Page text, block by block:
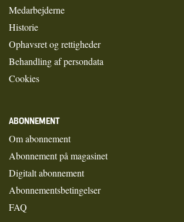
Medarbejderne
Historie
Ophavsret og rettigheder
Behandling af persondata
Cookies
ABONNEMENT
Om abonnement
Abonnement på magasinet
Digitalt abonnement
Abonnementsbetingelser
FAQ